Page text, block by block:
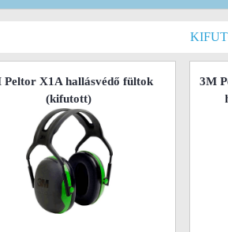
Peltor X1A hallásvédő fültok
(kifutott)
3M